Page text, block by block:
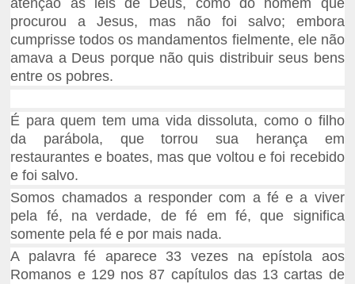
atenção às leis de Deus, como do homem que
procurou a Jesus, mas não foi salvo; embora
cumprisse todos os mandamentos fielmente, ele não
amava a Deus porque não quis distribuir seus bens
entre os pobres.
É para quem tem uma vida dissoluta, como o filho
da parábola, que torrou sua herança em
restaurantes e boates, mas que voltou e foi recebido
e foi salvo.
Somos chamados a responder com a fé e a viver
pela fé, na verdade, de fé em fé, que significa
somente pela fé e por mais nada.
A palavra fé aparece 33 vezes na epístola aos
Romanos e 129 nos 87 capítulos das 13 cartas de